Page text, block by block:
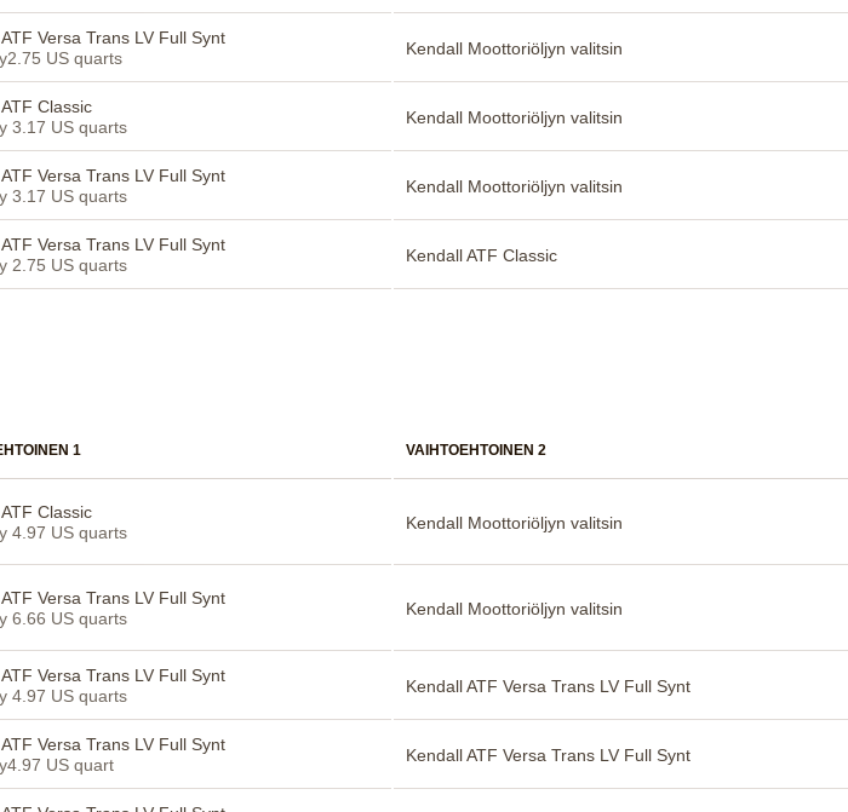
Versa Trans LV Full Synt
US quarts
Kendall Moottoriöljyn valitsin
Classic
3.17 US quarts
Kendall Moottoriöljyn valitsin
Versa Trans LV Full Synt
3.17 US quarts
Kendall Moottoriöljyn valitsin
Versa Trans LV Full Synt
2.75 US quarts
Kendall ATF Classic
1 VAIHTOEHTOINEN 2
Classic
4.97 US quarts
Kendall Moottoriöljyn valitsin
Versa Trans LV Full Synt
6.66 US quarts
Kendall Moottoriöljyn valitsin
Versa Trans LV Full Synt
4.97 US quarts
Kendall ATF Versa Trans LV Full Synt
Versa Trans LV Full Synt
US quart
Kendall ATF Versa Trans LV Full Synt